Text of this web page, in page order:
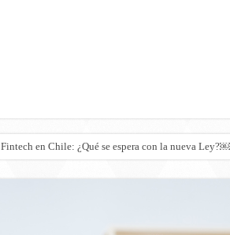
Boric vs Kast: Los progra